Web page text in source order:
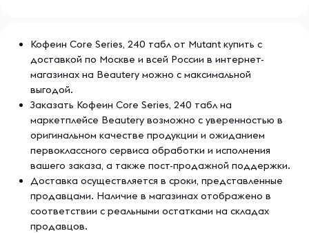
Кофеин Core Series, 240 табл от Mutant купить с
доставкой по Москве и всей России в интернет-
магазинах на Beautery можно с максимальной
выгодой.
Заказать Кофеин Core Series, 240 табл на
маркетплейсе Beautery возможно с уверенностью в
оригинальном качестве продукции и ожиданием
первоклассного сервиса обработки и исполнения
вашего заказа, а также пост-продажной поддержки.
Доставка осуществляется в сроки, представленные
продавцами. Наличие в магазинах отображено в
соответствии с реальными остатками на складах
продавцов.